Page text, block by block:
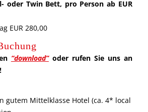
oder Twin Bett, pro Person ab EUR
EUR 280,00
“download”oder rufen Sie uns an
gutem Mittelklasse Hotel (ca. 4* local